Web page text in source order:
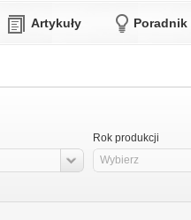
Artykuły Poradnik
Rok produkcji
Wybierz